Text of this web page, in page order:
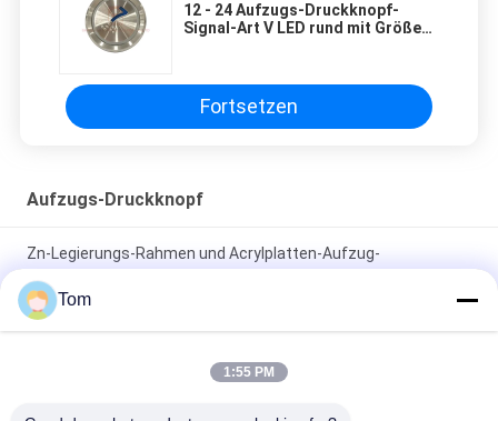
12 - 24 Aufzugs-Druckknopf-
Signal-Art V LED rund mit Größe
Fortsetzen
Aufzugs-Druckknopf
Zn-Legierungs-Rahmen und Acrylplatten-Aufzug-
Druckknopf/Aufzug berühren Knopf
Kundenspezifischer Größen-Leuchtkörper-Halo und
Tom
1:55 PM